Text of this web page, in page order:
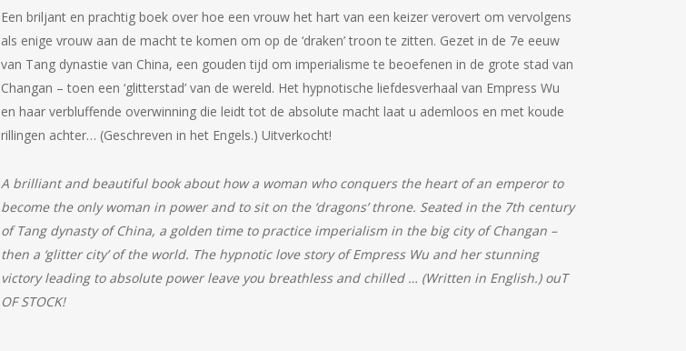
Een briljant en prachtig boek over hoe een vrouw het hart van een keizer verovert om vervolgens
als enige vrouw aan de macht te komen om op de ‘draken’ troon te zitten. Gezet in de 7e eeuw
van Tang dynastie van China, een gouden tijd om imperialisme te beoefenen in de grote stad van
Changan – toen een ‘glitterstad’ van de wereld. Het hypnotische liefdesverhaal van Empress Wu
en haar verbluffende overwinning die leidt tot de absolute macht laat u ademloos en met koude
rillingen achter… (Geschreven in het Engels.) Uitverkocht!
A brilliant and beautiful book about how a woman who conquers the heart of an emperor to
become the only woman in power and to sit on the ‘dragons’ throne. Seated in the 7th century
of Tang dynasty of China, a golden time to practice imperialism in the big city of Changan –
then a ‘glitter city’ of the world. The hypnotic love story of Empress Wu and her stunning
victory leading to absolute power leave you breathless and chilled … (Written in English.) ouT
OF STOCK!